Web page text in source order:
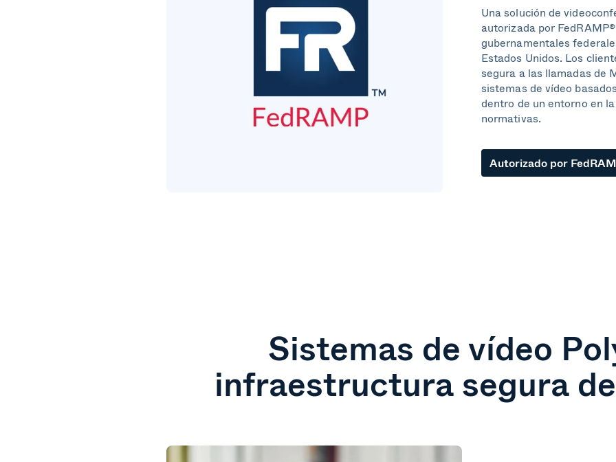
Una solución de
autorizada por
gubernamentales
Estados Unidos. Los
segura a las llamadas de
sistemas de vídeo
dentro de un entorno en
normativas.
Autorizado por
Sistemas de vídeo
infraestructura segura